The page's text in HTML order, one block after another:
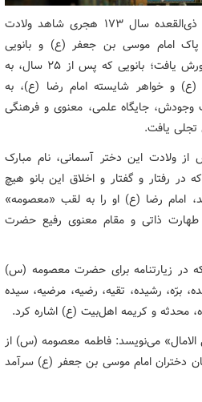
تاریخ اسلام در اولین روز از ماه ذی‌القعده سال ۱۷۳ هجری شاهد ولادت
پاک امام موسی بن جعفر (ع) و بانویی
جلیل‌القدر به نام نجمه خاتون پرورش یافت؛ بانویی که پس از ۲۵ سال، به
(ع) و خواهر شایسته امام رضا (ع)، به
وجودش، جایگاه علمی، معنوی و فرهنگی
یافت.
این دختر آسمانی، نام مبارک
در رفتار و گفتار و اخلاق این بانو هیچ
امام رضا (ع) او را به لقب «معصومه»
ذاتی و مقام معنوی رفیع حضرت
در زیارتنامه برای حضرت معصومه (س)
برّه، رشیده، تقیه، رضیه، مرضیه، سیده
محدثه و کریمه اهل‌بیت (ع) اشاره کرد.
می‌نویسد: فاطمه معصومه (س) از
دختران امام موسی بن جعفر (ع) سرآمد